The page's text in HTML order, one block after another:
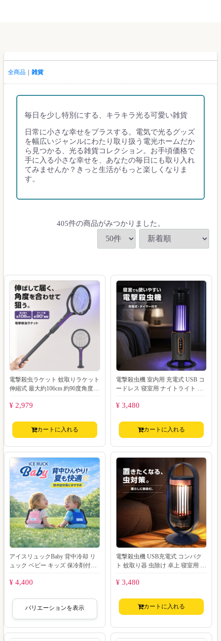
全商品 雑貨
毎日を少し特別にする、キラキラ光る可愛い雑貨
日常に小さな幸せをプラスする。電気で光るグッズ
を幅広いジャンルにわたり取り扱う電光ホームだか
ら見つかる、光る雑貨コレクション。お手頃価格で
手に入る小さな幸せを、あなたの毎日にも取り入れ
てみませんか？きっと生活がもっと楽しくなりま
す。
405件の商品がみつかりました。
電撃殺虫ラケット 蚊取りラケット
伸縮式 最大約106cm 約90度角度調
¥ 2,979
カートに入れる
電撃殺虫機 室内用 充電式 USB コ
ードレス 寝室用 ナイトライト タ
ン
¥ 3,480
カートに入れる
アイスリュックBaby 背中冷却 リ
ュック ベビー キッズ 保冷剤付き
ズ
¥ 4,400
バリエーションを表示
電撃殺虫機 USB充電式 コンパク
ト 蚊取り器 虫除け 卓上 寝室用 ナ
薬
¥ 3,480
カートに入れる